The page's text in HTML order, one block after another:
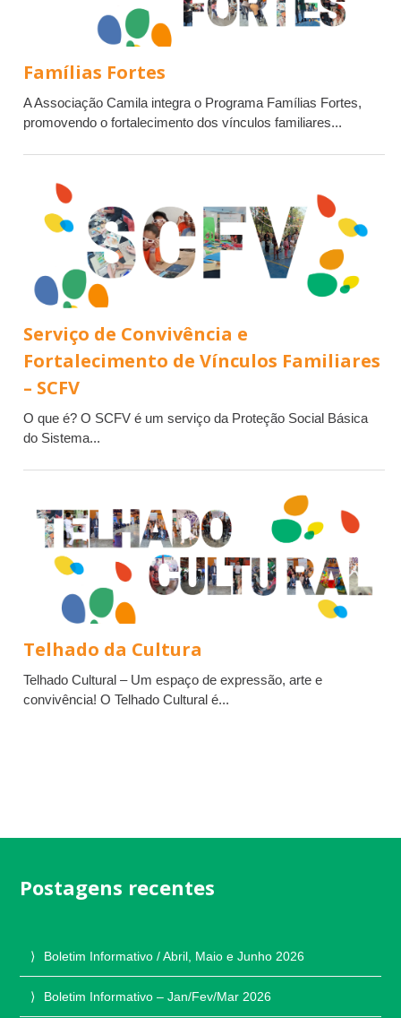
Famílias Fortes
A Associação Camila integra o Programa Famílias Fortes,
promovendo o fortalecimento dos vínculos familiares...
Serviço de Convivência e
Fortalecimento de Vínculos Familiares
– SCFV
O que é? O SCFV é um serviço da Proteção Social Básica
do Sistema...
Telhado da Cultura
Telhado Cultural – Um espaço de expressão, arte e
convivência! O Telhado Cultural é...
Postagens recentes
Boletim Informativo / Abril, Maio e Junho 2026
Boletim Informativo – Jan/Fev/Mar 2026